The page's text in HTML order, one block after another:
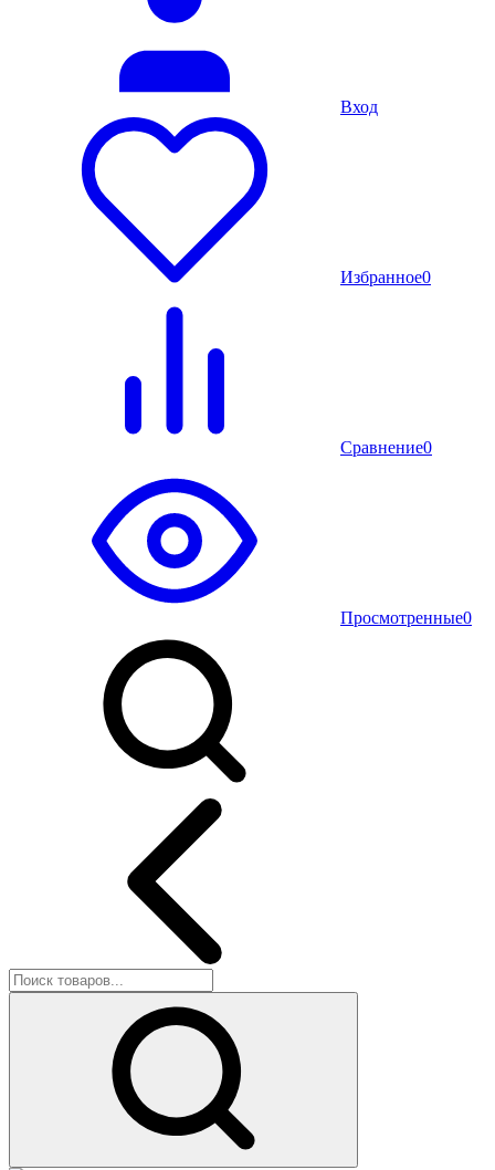
Вход
Избранное0
Сравнение0
Просмотренные0